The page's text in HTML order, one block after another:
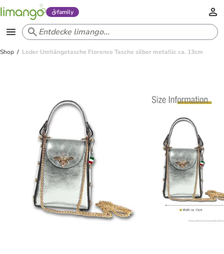
family
Shop Leder Umhängetasche Florence Tasche silber metallic ca. 13cm